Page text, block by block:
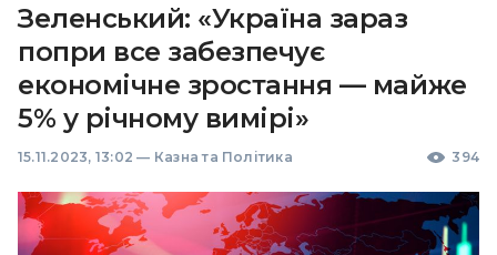
Зеленський: «Україна зараз
попри все забезпечує
економічне зростання — майже
5% у річному вимірі»
15.11.2023, 13:02 — Казна та Політика 394